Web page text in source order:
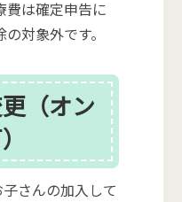
費は確定申告に
対象外です。
（オン
さんの加入して